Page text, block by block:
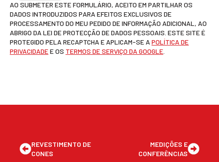
AO SUBMETER ESTE FORMULÁRIO, ACEITO EM PARTILHAR OS
DADOS INTRODUZIDOS PARA EFEITOS EXCLUSIVOS DE
PROCESSAMENTO DO MEU PEDIDO DE INFORMAÇÃO ADICIONAL, AO
ABRIGO DA LEI DE PROTECÇÃO DE DADOS PESSOAIS. ESTE SITE É
PROTEGIDO PELA RECAPTCHA E APLICAM-SE A POLÍTICA DE
PRIVACIDADEE OS TERMOS DE SERVIÇO DA GOOGLE
REVESTIMENTO DE
CONES
MEDIÇÕES E
CONFERÊNCIAS